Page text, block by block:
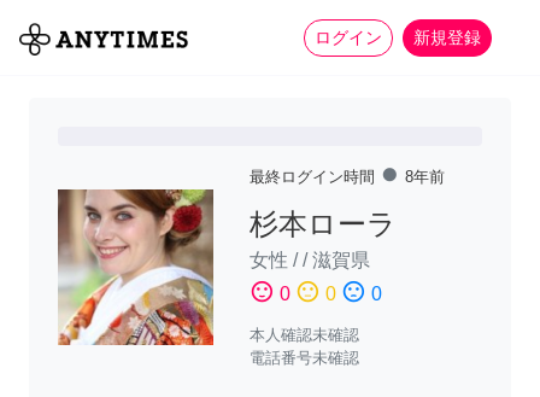
ログイン 新規登録
全て 家事 more_horiz
最終ログイン時間 fiber_manual_record 8年前
杉本ローラ
女性 //滋賀県
sentiment_satisfied 0 sentiment_neutral 0 sentiment_dissatisfied 0
本人確認未確認
電話番号未確認